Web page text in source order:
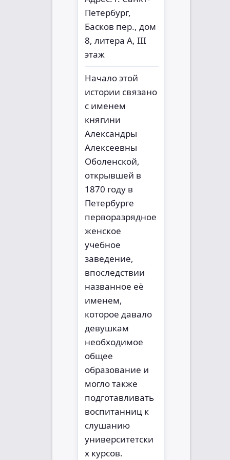
Петербург,
Басков пер., дом
8, литера А, III
этаж
Начало этой
истории связано
с именем
княгини
Александры
Алексеевны
Оболенской,
открывшей в
1870 году в
Петербурге
перворазрядное
женское
учебное
заведение,
впоследствии
названное её
именем,
которое давало
девушкам
необходимое
общее
образование и
могло также
подготавливать
воспитанниц к
слушанию
университетски
х курсов.